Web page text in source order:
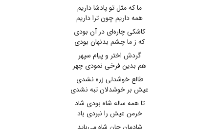
ما که مثل تو پادشا داریم
همه داریم چون ترا داریم
کاشکی چاره‌ای در آن بودی
که ز ما چشم بدنهان بودی
گردش اختر و پیام سپهر
هم بدین فرخی نمودی چهر
طالع خوشدلی زره نشدی
عیش بر خوشدلان تبه نشدی
تا همه ساله شاه بودی شاد
خرمن عیش را نبردی باد